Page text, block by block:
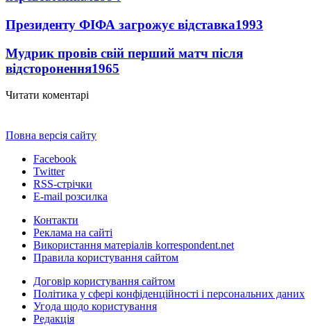
Президенту ФІФА загрожує відставка1993
Мудрик провів свій перший матч після
відсторонення1965
Читати коментарі
Повна версія сайту
Facebook
Twitter
RSS-стрічки
E-mail розсилка
Контакти
Реклама на сайті
Використання матеріалів korrespondent.net
Правила користування сайтом
Договір користування сайтом
Політика у сфері конфіденційності і персональних даних
Угода щодо користування
Редакція